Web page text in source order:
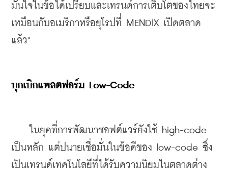
มั่นใจในข้อได้เปรียบและเทรนด์การเติบโตของไทยจะ
เหมือนกับอเมริกาหรือยุโรปที่ MENDIX เปิดตลาด
แล้ว"
บุกเบิกแพลตฟอร์ม Low-Code
ในยุคที่การพัฒนาชอฟต์แวร์ยังใช้ high-code
เป็นหลัก แต่ปนายเชื่อมั่นในข้อดีของ low-code ซึ่ง
เป็นเทรนด์เทคโนโลยีที่ได้รับความนิยมในตลาดต่าง